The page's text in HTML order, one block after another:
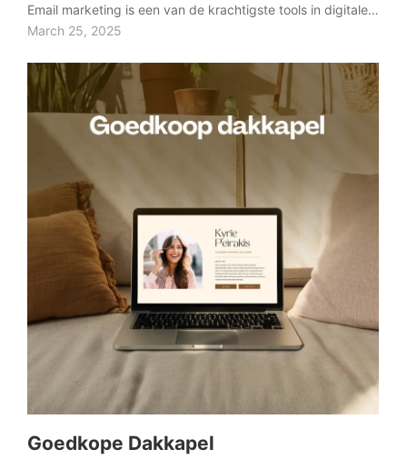
Email marketing is een van de krachtigste tools in digitale…
March 25, 2025
Goedkope Dakkapel